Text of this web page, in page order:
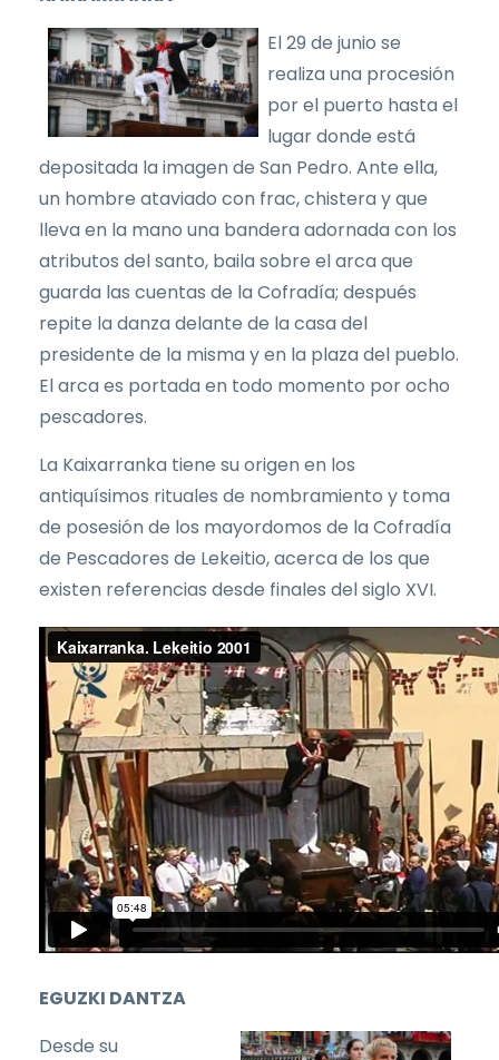
El 29 de junio se
realiza una procesión
por el puerto hasta el
lugar donde está
depositada la imagen de San Pedro. Ante ella,
un hombre ataviado con frac, chistera y que
lleva en la mano una bandera adornada con los
atributos del santo, baila sobre el arca que
guarda las cuentas de la Cofradía; después
repite la danza delante de la casa del
presidente de la misma y en la plaza del pueblo.
El arca es portada en todo momento por ocho
pescadores.
La Kaixarranka tiene su origen en los
antiquísimos rituales de nombramiento y toma
de posesión de los mayordomos de la Cofradía
de Pescadores de Lekeitio, acerca de los que
existen referencias desde finales del siglo XVI.
EGUZKI DANTZA
Desde su